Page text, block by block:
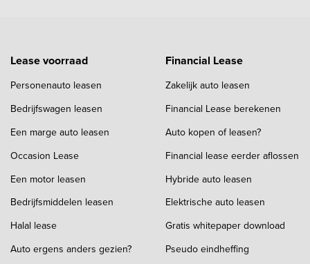
Lease voorraad
Personenauto leasen
Bedrijfswagen leasen
Een marge auto leasen
Occasion Lease
Een motor leasen
Bedrijfsmiddelen leasen
Halal lease
Auto ergens anders gezien?
Financial Lease
Zakelijk auto leasen
Financial Lease berekenen
Auto kopen of leasen?
Financial lease eerder aflossen
Hybride auto leasen
Elektrische auto leasen
Gratis whitepaper download
Pseudo eindheffing